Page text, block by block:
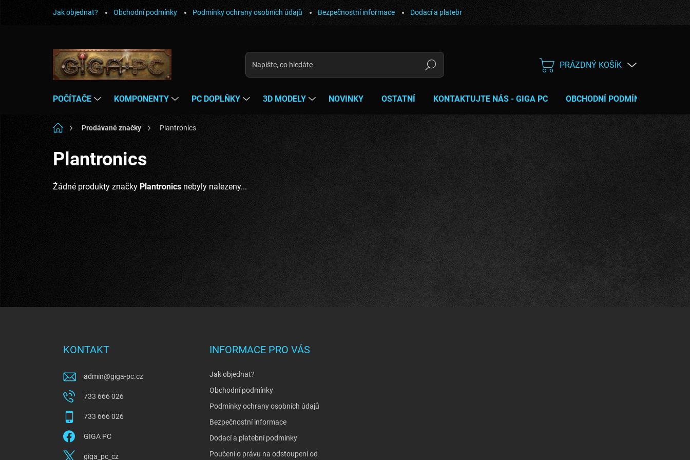
Jak objednat? Obchodní podmínky Podmínky ochrany osobních údajů Bezpečnostní informace Dodací a platební podmínky Poučení o právu na odstoupení od smlouvy Servis
Hledat
NÁKUPNÍ
PRÁZDNÝ KOŠÍK
POČÍTAČE KOMPONENTY PC DOPLŇKY 3D MODELY NOVINKY OSTATNÍ KONTAKTUJTE NÁS - GIGA PC OBCHODNÍ PODMÍNKY
Domů Prodávané značky Plantronics
Plantronics
Žádné produkty značky Plantronics nebyly nalezeny...
KONTAKT
admin@giga-pc.cz
733 666 026
733 666 026
GIGA PC
giga_pc_cz
INFORMACE PRO VÁS
Jak objednat?
Obchodní podmínky
Podmínky ochrany osobních údajů
Bezpečnostní informace
Dodací a platební podmínky
Poučení o právu na odstoupení od